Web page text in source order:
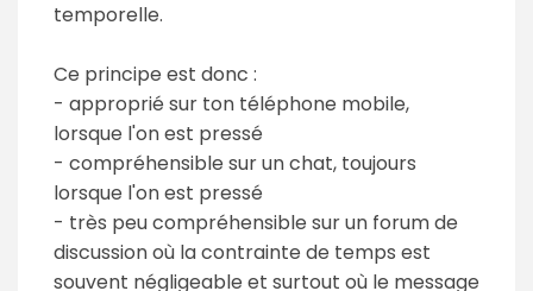
temporelle.
Ce principe est donc :
- approprié sur ton téléphone mobile,
lorsque l'on est pressé
- compréhensible sur un chat, toujours
lorsque l'on est pressé
- très peu compréhensible sur un forum de
discussion où la contrainte de temps est
souvent négligeable et surtout où le message